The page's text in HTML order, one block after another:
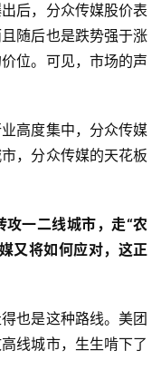
后，分众传媒股价表
随后也是跌势强于涨
位。可见，市场的声
高度集中，分众传媒
，分众传媒的天花板
攻一二线城市，走“农
又将如何应对，这正
也是这种路线。美团
线城市，生生啃下了